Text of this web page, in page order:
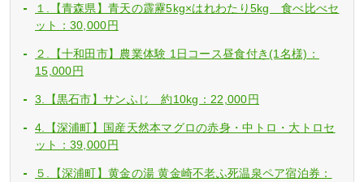
１.【青森県】青天の霹靂5kg×はれわたり5kg 食べ比べセ
ット：30,000円
２.【十和田市】農業体験 1日コース昼食付き(1名様)：
15,000円
3.【黒石市】サンふじ 約10kg：22,000円
4.【深浦町】国産天然本マグロの赤身・中トロ・大トロセ
ット：39,000円
５.【深浦町】黄金の湯 黄金崎不老ふ死温泉ペア宿泊券：